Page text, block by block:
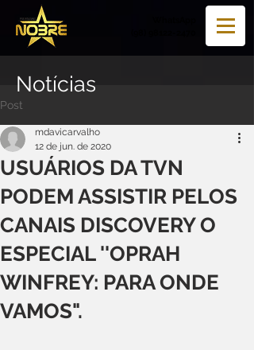
Post
USUÁRIOS DA TVN
PODEM ASSISTIR PELOS
CANAIS DISCOVERY O
ESPECIAL ''OPRAH
WINFREY: PARA ONDE
VAMOS".
mdavicarvalho
12 de jun. de 2020
Notícias